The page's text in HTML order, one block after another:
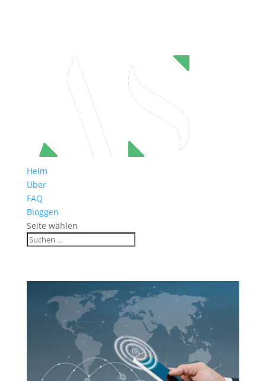
Heim
Über
FAQ
Bloggen
Seite wählen